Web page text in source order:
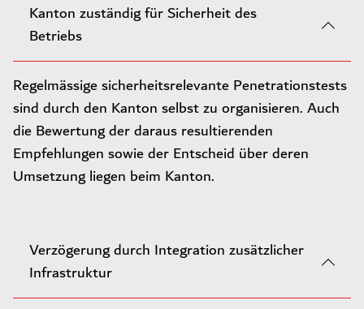
Kanton zuständig für Sicherheit des
Betriebs
Regelmässige sicherheitsrelevante Penetrationstests
sind durch den Kanton selbst zu organisieren. Auch
die Bewertung der daraus resultierenden
Empfehlungen sowie der Entscheid über deren
Umsetzung liegen beim Kanton.
Verzögerung durch Integration zusätzlicher
Infrastruktur